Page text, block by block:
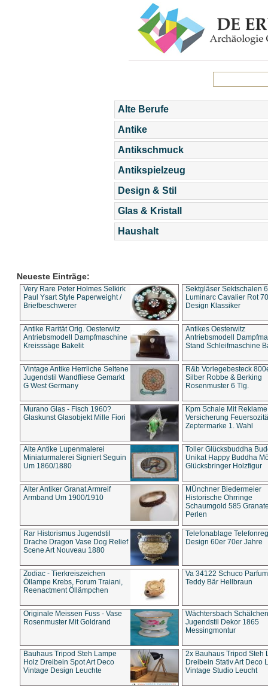
Alte Berufe
Antike
Antikschmuck
Antikspielzeug
Design & Stil
Glas & Kristall
Haushalt
Neueste Einträge:
Very Rare Peter Holmes Selkirk
Paul Ysart Style Paperweight /
Briefbeschwerer
Sektgläser Sektschalen
Luminarc Cavalier Rot
Design Klassiker
Antike Rarität Orig. Oesterwitz
Antriebsmodell Dampfmaschine
Kreisssäge Bakelit
Antikes Oesterwitz
Antriebsmodell
Stand Schleifmaschine
Vintage Antike Herrliche Seltene
Jugendstil Wandfliese Gemarkt
G West Germany
R&b Vorlegebesteck
Silber Robbe & Berking
Rosenmuster 6 Tlg.
Murano Glas - Fisch 1960?
Glaskunst Glasobjekt Mille Fiori
Kpm Schale Mit Reklame
Versicherung
Zeptermarke 1. Wahl
Alte Antike Lupenmalerei
Miniaturmalerei Signiert Seguin
Um 1860/1880
Toller Glücksbuddha
Unikat Happy Buddha
Glücksbringer Holzfigur
Alter Antiker Granat Armreif
Armband Um 1900/1910
MÜnchner Biedermeier
Historische Ohrringe
Schaumgold 585
Perlen
Rar Historismus Jugendstil
Drache Dragon Vase Dog Relief
Scene Art Nouveau 1880
Telefonablage
Design 60er 70er Jahre
Zodiac - Tierkreiszeichen
Öllampe Krebs, Forum Traiani,
Reenactment Öllämpchen
Va 34122 Schuco
Teddy Bär Hellbraun
Originale Meissen Fuss - Vase
Rosenmuster Mit Goldrand
Wächtersbach Schälchen
Jugendstil Dekor 1865
Messingmontur
Bauhaus Tripod Steh Lampe
Holz Dreibein Spot Art Deco
Vintage Design Leuchte
2x Bauhaus Tripod Steh
Dreibein Stativ Art Deco
Vintage Studio Leucht